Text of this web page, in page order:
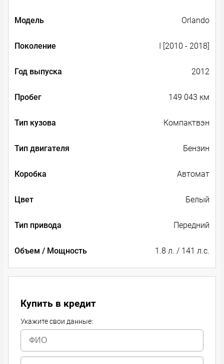
Модель Orlando
Поколение I [2010 - 2018]
Год выпуска 2012
Пробег 149 043 км
Тип кузова Компактвэн
Тип двигателя Бензин
Коробка Автомат
Цвет Белый
Тип привода Передний
Объем / Мощность 1.8 л. / 141 л.с.
Купить в кредит
Укажите свои данные: